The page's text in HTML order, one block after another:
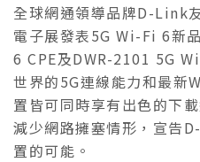
全球網通領導品牌D-Link
電子展發表5G Wi-Fi 6新
6 CPE及DWR-2101 5G
世界的5G連線能力和最新
置皆可同時享有出色的下
減少網路擁塞情形，宣告
置的可能。